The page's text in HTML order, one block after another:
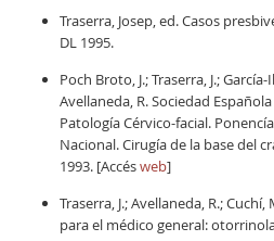
Traserra, Josep, ed. Casos
DL 1995.
Poch Broto, J.; Traserra, J.; García-
Avellaneda, R. Sociedad
Patología Cérvico-facial.
Nacional. Cirugía de la base del
1993. [Accésweb]
Traserra, J.; Avellaneda, R.;
para el médico general: